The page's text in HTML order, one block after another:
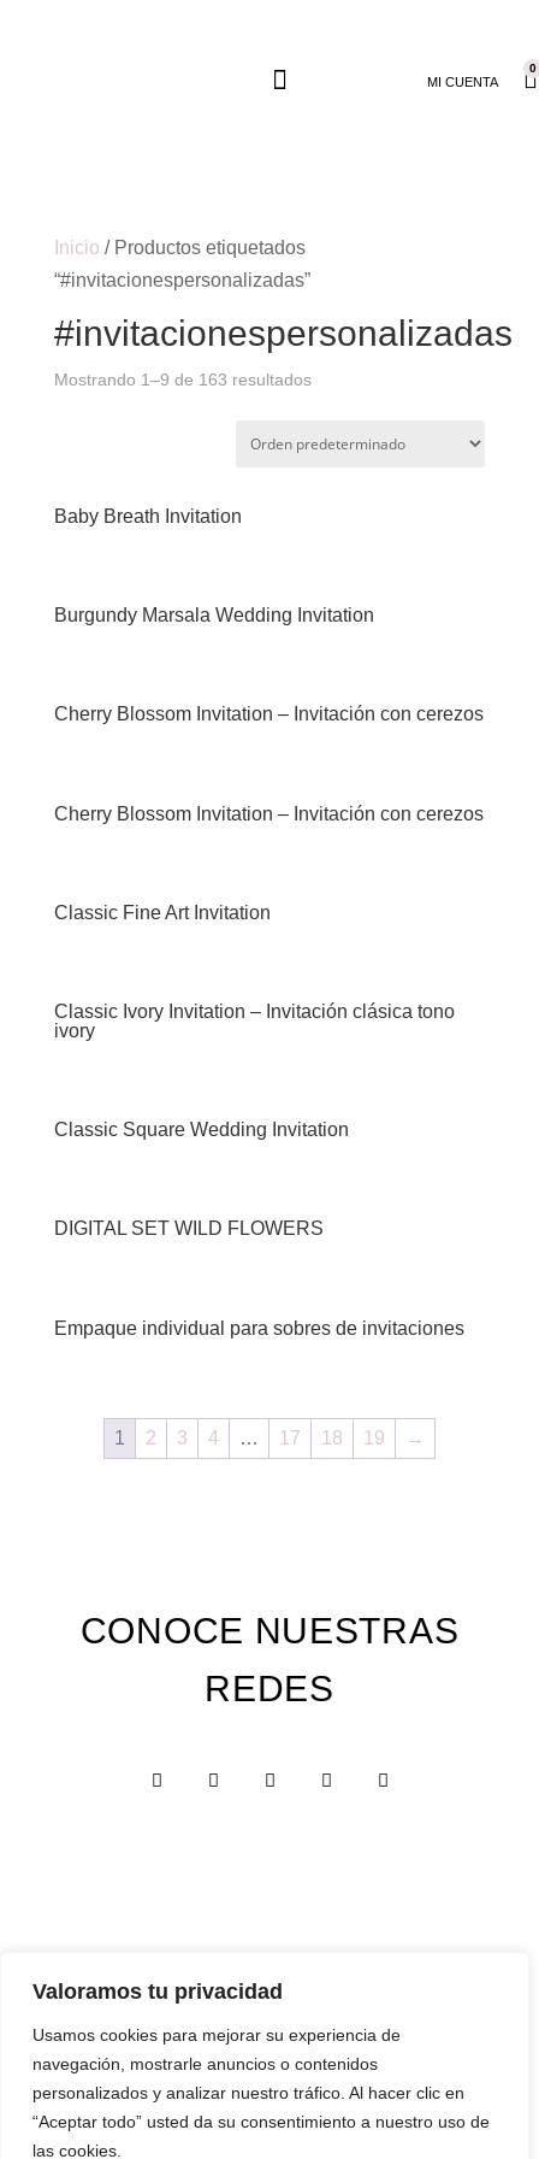
Valoramos tu privacidad
Usamos cookies para mejorar su experiencia de
navegación, mostrarle anuncios o contenidos
personalizados y analizar nuestro tráfico. Al hacer clic en
“Aceptar todo” usted da su consentimiento a nuestro uso de
las cookies.
MI CUENTA
0
Inicio / Productos etiquetados
“#invitacionespersonalizadas”
#invitacionespersonalizadas
Mostrando 1–9 de 163 resultados
Baby Breath Invitation
Burgundy Marsala Wedding Invitation
Cherry Blossom Invitation – Invitación con cerezos
Cherry Blossom Invitation – Invitación con cerezos
Classic Fine Art Invitation
Classic Ivory Invitation – Invitación clásica tono
ivory
Classic Square Wedding Invitation
DIGITAL SET WILD FLOWERS
Empaque individual para sobres de invitaciones
1 2 3 4 … 17 18 19 →
CONOCE NUESTRAS
REDES
Custom Edition
Express Edition
Digital Edition
Papelería y Cajas